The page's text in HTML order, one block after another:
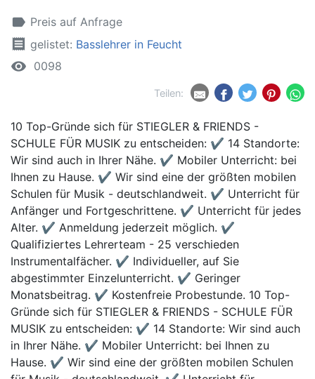
label Preis auf Anfrage
receipt gelistet: Basslehrer in Feucht
remove_red_eye 0098
Teilen:
10 Top-Gründe sich für STIEGLER & FRIENDS -
SCHULE FÜR MUSIK zu entscheiden: ✔ 14 Standorte:
Wir sind auch in Ihrer Nähe. ✔ Mobiler Unterricht: bei
Ihnen zu Hause. ✔ Wir sind eine der größten mobilen
Schulen für Musik - deutschlandweit. ✔ Unterricht für
Anfänger und Fortgeschrittene. ✔ Unterricht für jedes
Alter. ✔ Anmeldung jederzeit möglich. ✔
Qualifiziertes Lehrerteam - 25 verschieden
Instrumentalfächer. ✔ Individueller, auf Sie
abgestimmter Einzelunterricht. ✔ Geringer
Monatsbeitrag. ✔ Kostenfreie Probestunde. 10 Top-
Gründe sich für STIEGLER & FRIENDS - SCHULE FÜR
MUSIK zu entscheiden: ✔ 14 Standorte: Wir sind auch
in Ihrer Nähe. ✔ Mobiler Unterricht: bei Ihnen zu
Hause. ✔ Wir sind eine der größten mobilen Schulen